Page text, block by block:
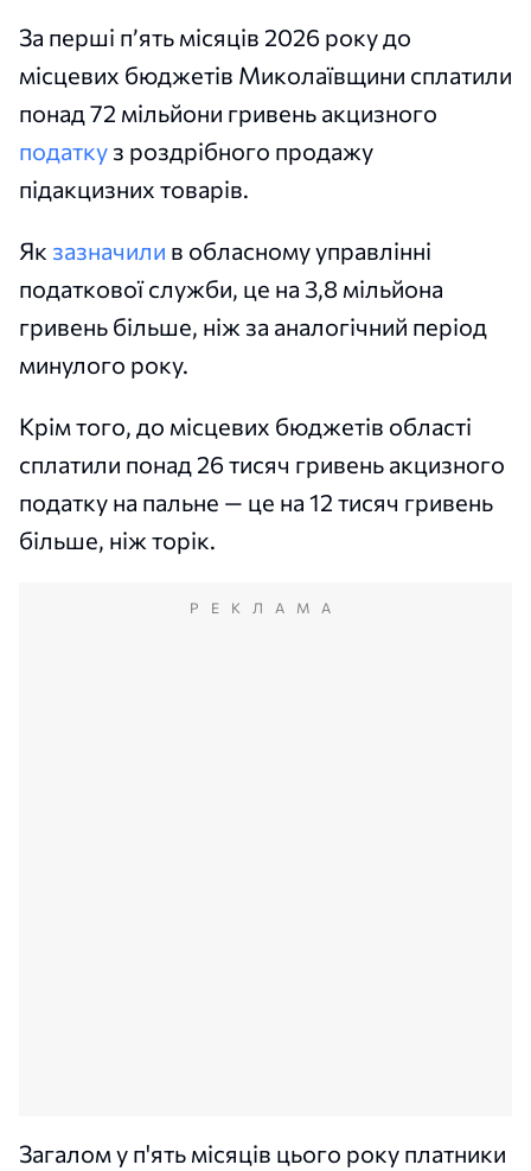
За перші п’ять місяців 2026 року до
місцевих бюджетів Миколаївщини сплатили
понад 72 мільйони гривень акцизного
податку з роздрібного продажу
підакцизних товарів.
Як зазначили в обласному управлінні
податкової служби, це на 3,8 мільйона
гривень більше, ніж за аналогічний період
минулого року.
Крім того, до місцевих бюджетів області
сплатили понад 26 тисяч гривень акцизного
податку на пальне — це на 12 тисяч гривень
більше, ніж торік.
РЕКЛАМА
Загалом у п'ять місяців цього року платники